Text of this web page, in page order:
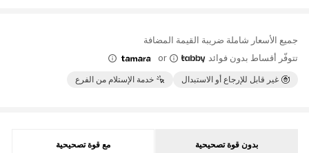
جميع الأسعار شاملة ضريبة القيمة المضافة
تتوفّر أقساط بدون فوائد
or
غير قابل للإرجاع أو الاستبدال خدمة الإستلام من الفرع
بدون قوة تصحيحية مع قوة تصحيحية